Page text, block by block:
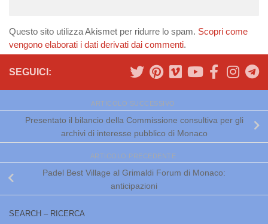
Questo sito utilizza Akismet per ridurre lo spam. Scopri come
vengono elaborati i dati derivati dai commenti.
SEGUICI:
ARTICOLO SUCCESSIVO
Presentato il bilancio della Commissione consultiva per gli
archivi di interesse pubblico di Monaco
ARTICOLO PRECEDENTE
Padel Best Village al Grimaldi Forum di Monaco:
anticipazioni
SEARCH – RICERCA